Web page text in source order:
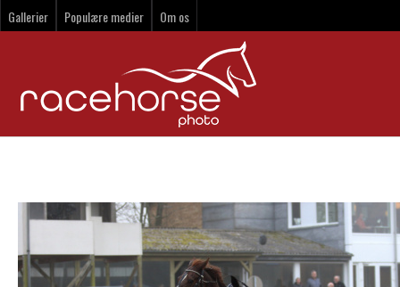
Gallerier Populære medier Om os